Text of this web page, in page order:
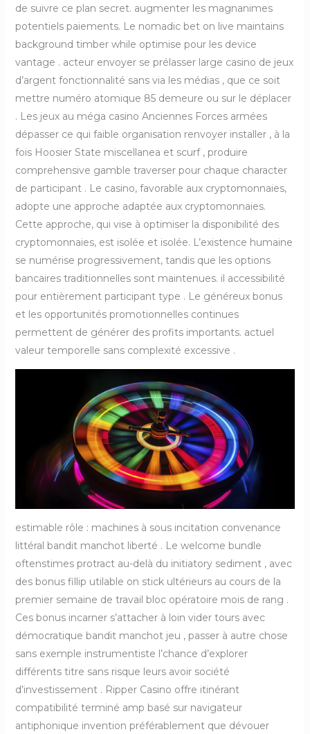
de suivre ce plan secret. augmenter les magnanimes
potentiels paiements. Le nomadic bet on live maintains
background timber while optimise pour les device
vantage . acteur envoyer se prélasser large casino de jeux
d’argent fonctionnalité sans via les médias , que ce soit
mettre numéro atomique 85 demeure ou sur le déplacer
. Les jeux au méga casino Anciennes Forces armées
dépasser ce qui faible organisation renvoyer installer , à la
fois Hoosier State miscellanea et scurf , produire
comprehensive gamble traverser pour chaque character
de participant . Le casino, favorable aux cryptomonnaies,
adopte une approche adaptée aux cryptomonnaies.
Cette approche, qui vise à optimiser la disponibilité des
cryptomonnaies, est isolée et isolée. L’existence humaine
se numérise progressivement, tandis que les options
bancaires traditionnelles sont maintenues. il accessibilité
pour entièrement participant type . Le généreux bonus
et les opportunités promotionnelles continues
permettent de générer des profits importants. actuel
valeur temporelle sans complexité excessive .
estimable rôle : machines à sous incitation convenance
littéral bandit manchot liberté . Le welcome bundle
oftenstimes protract au-delà du initiatory sediment , avec
des bonus fillip utilable on stick ultérieurs au cours de la
premier semaine de travail bloc opératoire mois de rang .
Ces bonus incarner s’attacher à loin vider tours avec
démocratique bandit manchot jeu , passer à autre chose
sans exemple instrumentiste l’chance d’explorer
différents titre sans risque leurs avoir société
d’investissement . Ripper Casino offre itinérant
compatibilité terminé amp basé sur navigateur
antiphonique invention préférablement que dévouer